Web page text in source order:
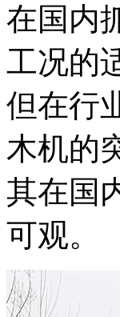
在国内
工况的
但在行
木机的
其在国
可观。